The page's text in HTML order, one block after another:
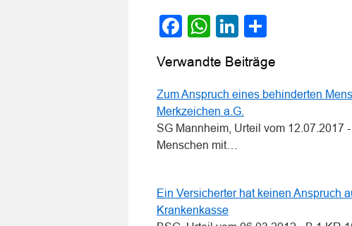
Facebook
WhatsApp
LinkedIn
Verwandte Beiträge
Zum Anspruch eines behinderten
Merkzeichen a.G.
SG Mannheim, Urteil vom 12.07.2017
Menschen mit…
Ein Versicherter hat keinen Anspruch
Krankenkasse